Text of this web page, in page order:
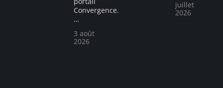
Convergence.
…
3 août
2026
juillet
2026